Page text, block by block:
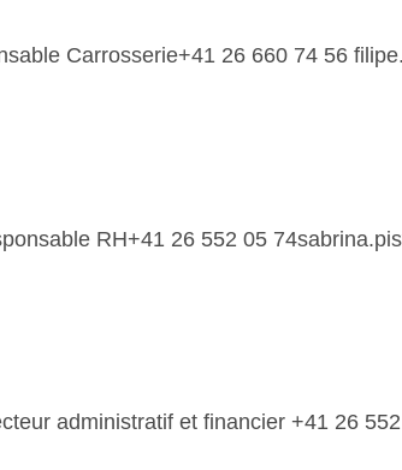
Carrosserie+41 26 660 74 56
RH+41 26 552 05
administratif et financier +41 26